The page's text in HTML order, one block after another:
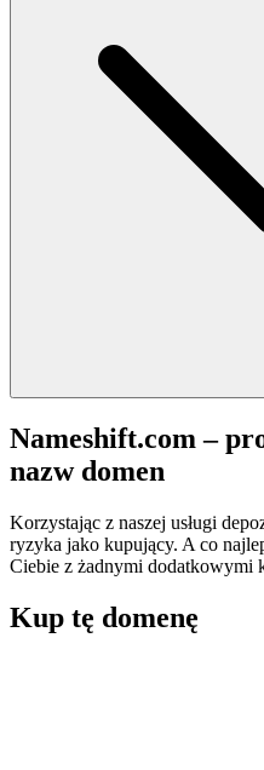
Nameshift.com –
nazw domen
Korzystając z naszej usługi
ryzyka jako kupujący. A co
Ciebie z żadnymi dodatkowymi
Kup tę domenę